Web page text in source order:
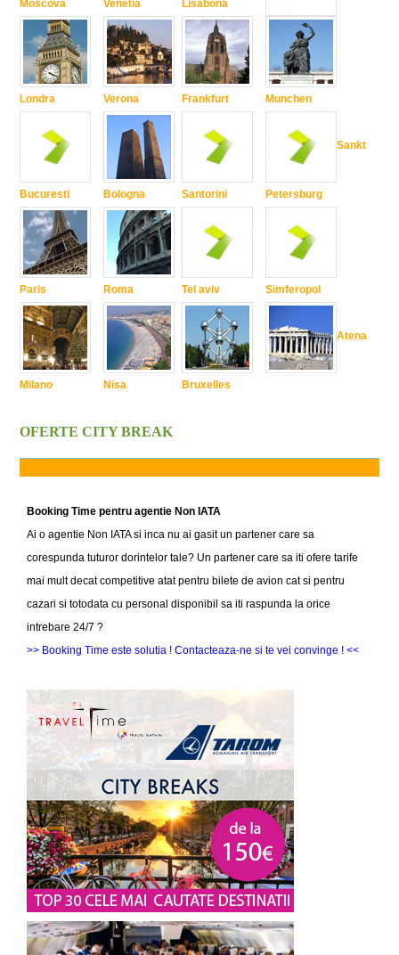
Moscova
Londra
Bucuresti
Paris
Milano
Venetia
Verona
Bologna
Roma
Nisa
Lisabona
Frankfurt
Santorini
Tel aviv
Bruxelles
Munchen
Sankt
Petersburg
Simferopol
Atena
OFERTE CITY BREAK
Booking Time pentru agentie Non IATA
Ai o agentie Non IATA si inca nu ai gasit un partener care sa
corespunda tuturor dorintelor tale? Un partener care sa iti ofere tarife
mai mult decat competitive atat pentru bilete de avion cat si pentru
cazari si totodata cu personal disponibil sa iti raspunda la orice
intrebare 24/7 ?
>> Booking Time este solutia ! Contacteaza-ne si te vei convinge ! <<